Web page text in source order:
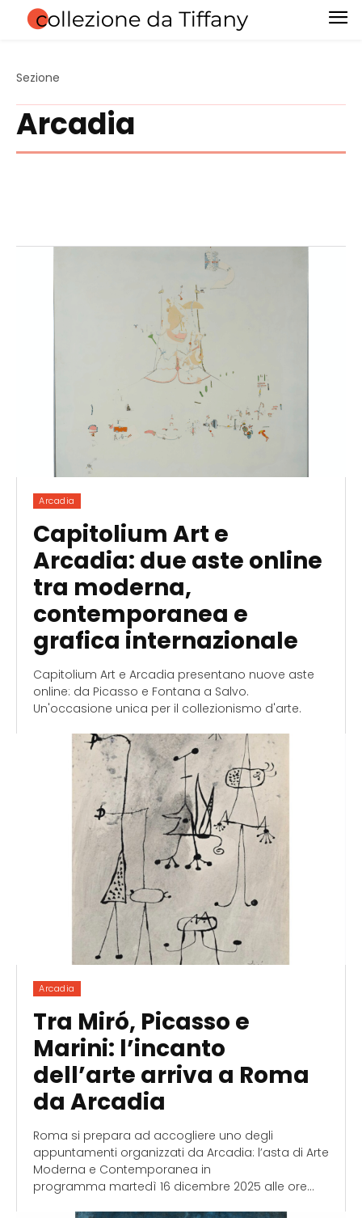
Sezione
Arcadia
Arcadia
Capitolium Art e
Arcadia: due aste online
tra moderna,
contemporanea e
grafica internazionale
Capitolium Art e Arcadia presentano nuove aste
online: da Picasso e Fontana a Salvo.
Un'occasione unica per il collezionismo d'arte.
Arcadia
Tra Miró, Picasso e
Marini: l’incanto
dell’arte arriva a Roma
da Arcadia
Roma si prepara ad accogliere uno degli
appuntamenti organizzati da Arcadia: l’asta di Arte
Moderna e Contemporanea in
programma martedì 16 dicembre 2025 alle ore...